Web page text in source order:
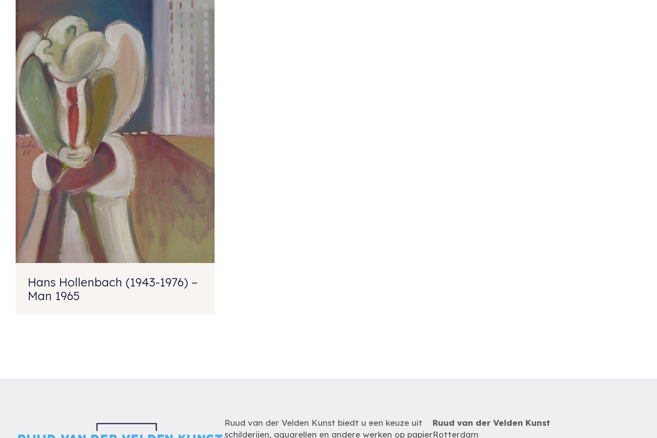
Hans Hollenbach (1943-1976) –
Man 1965
Ruud van der Velden Kunst biedt u een keuze uit
schilderijen, aquarellen en andere werken op papier
Ruud van der Velden Kunst
Rotterdam